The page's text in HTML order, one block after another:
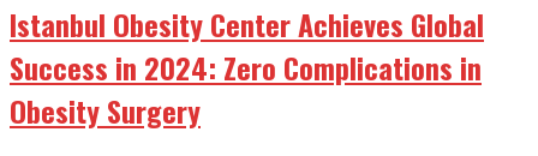
Istanbul Obesity Center Achieves Global
Success in 2024: Zero Complications in
Obesity Surgery